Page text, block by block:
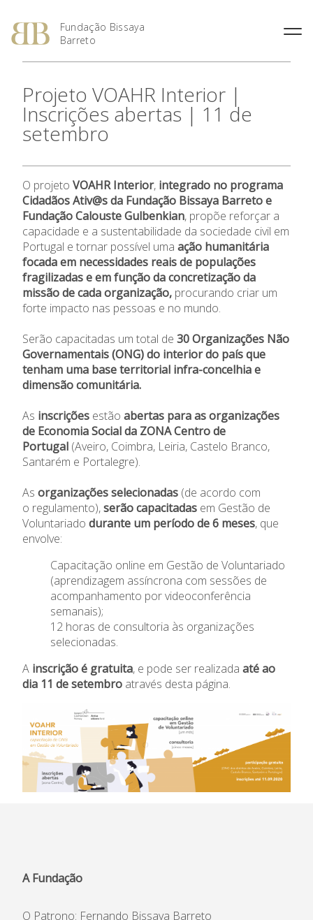
Fundação Bissaya
Barreto
A Fundação
Percurso Académico e
Profissional
A Obra Social
Públicas
Áreas de Intervenção
Relatório de Atividades e
Apoios Financeiros do
Conselho de Administração
Conselho Fiscal
Colaboradores
Organigrama
Áreas de Intervenção
Serviço Domiciliário de
Coimbra
Proximus – Cuidados
Domiciliários
Centro Geriátrico Luís Viegas
Nascimento
SOS Pessoa Idosa
Violência Doméstica
Serviço Educativo do Portugal
dos Pequenitos
Bissaya Barreto
Casa das Artes Bissaya
Barreto
Parcerias Sociais
Prémios
O Prémio Bissaya Barreto de
Literatura Para a Infância
Regulamento
Obras Premiadas
O Prémio Nuno Viegas
Nascimento
Prémio 2018: Edição
Prémio 2011: Saúde na
Criança – Alavanca da
Cidadania
Prémio 2010: A Inovação na
Promoção Social
Prémio 2009: Educar para
Criar: da Escola à
Universidade
Emprego
Concursos
Agenda
Notícias
Projeto VOAHR Interior |
Inscrições abertas | 11 de
setembro
O projeto VOAHR Interior, integrado no programa
Cidadãos Ativ@s da Fundação Bissaya Barreto e
Fundação Calouste Gulbenkian, propõe reforçar a
capacidade e a sustentabilidade da sociedade civil em
Portugal e tornar possível uma ação humanitária
focada em necessidades reais de populações
fragilizadas e em função da concretização da
missão de cada organização, procurando criar um
forte impacto nas pessoas e no mundo.
Serão capacitadas um total de 30 Organizações Não
Governamentais (ONG) do interior do país que
tenham uma base territorial infra-concelhia e
dimensão comunitária.
As inscrições estão abertas para as organizações
de Economia Social da ZONA Centro de
Portugal (Aveiro, Coimbra, Leiria, Castelo Branco,
Santarém e Portalegre).
As organizações selecionadas (de acordo com
o regulamento),serão capacitadas em Gestão de
Voluntariado durante um período de 6 meses, que
envolve:
Capacitação online em Gestão de Voluntariado
(aprendizagem assíncrona com sessões de
acompanhamento por videoconferência
semanais);
12 horas de consultoria às organizações
selecionadas.
A inscrição é gratuita, e pode ser realizada até ao
dia 11 de setembro através desta página.
A Fundação
O Patrono: Fernando Bissaya Barreto